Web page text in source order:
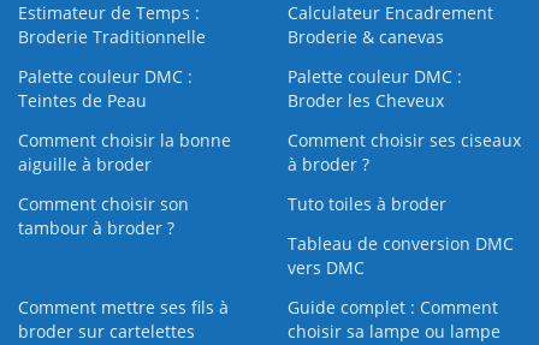
Estimateur de Temps :
Broderie Traditionnelle
Calculateur Encadrement
Broderie & canevas
Palette couleur DMC :
Teintes de Peau
Palette couleur DMC :
Broder les Cheveux
Comment choisir la bonne
aiguille à broder
Comment choisir ses ciseaux
à broder ?
Comment choisir son
tambour à broder ?
Tuto toiles à broder
Tableau de conversion DMC
vers DMC
Comment mettre ses fils à
broder sur cartelettes
Guide complet : Comment
choisir sa lampe ou lampe